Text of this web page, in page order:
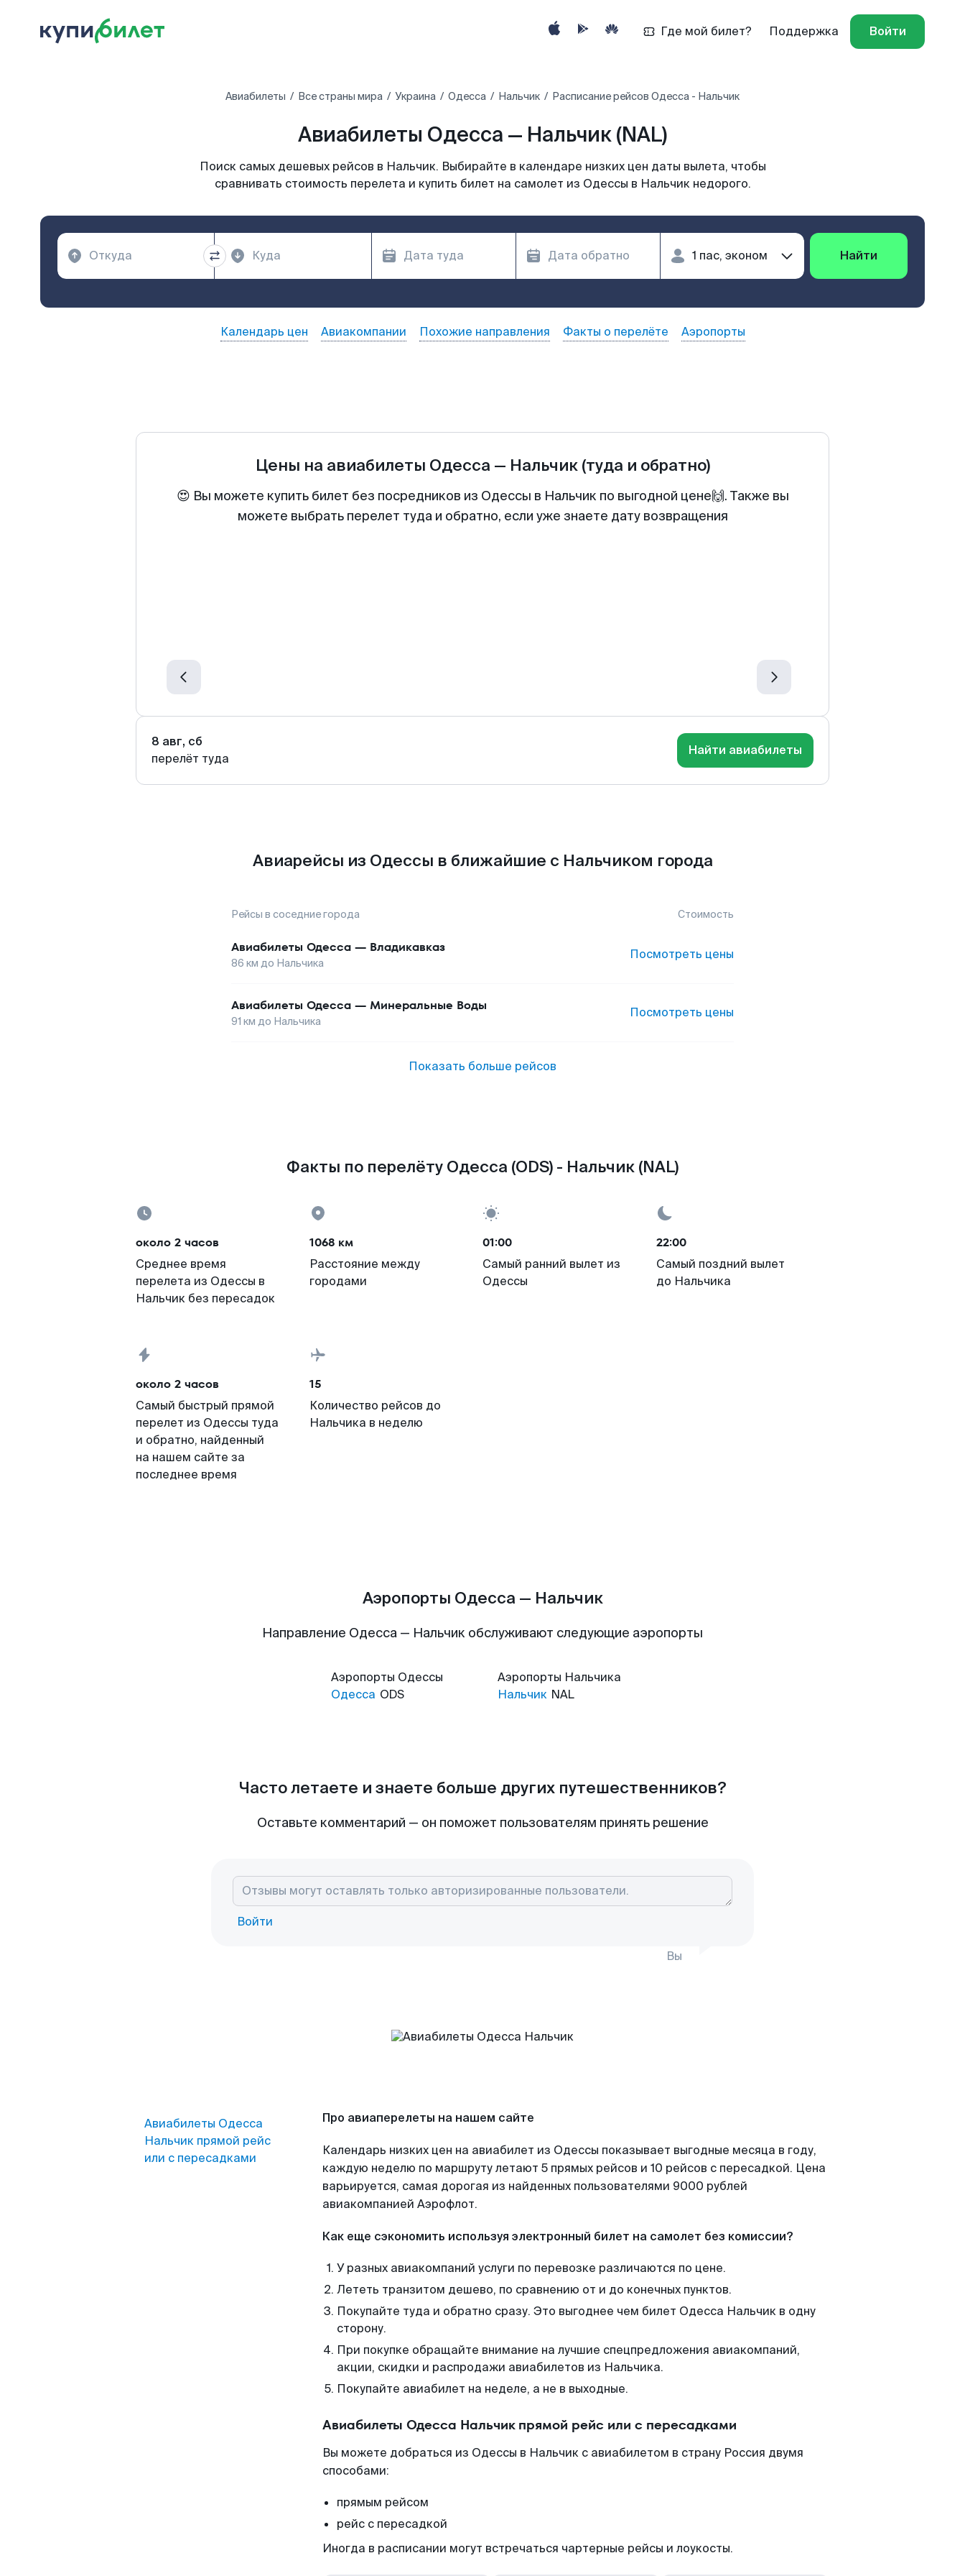
Где мой билет? Поддержка Войти
Авиабилеты Все страны мира Украина Одесса Нальчик Расписание рейсов Одесса - Нальчик
Авиабилеты Одесса — Нальчик (NAL)
Поиск самых дешевых рейсов в Нальчик. Выбирайте в календаре низких цен даты вылета, чтобы
сравнивать стоимость перелета и купить билет на самолет из Одессы в Нальчик недорого.
Найти
Календарь цен Авиакомпании Похожие направления Факты о перелёте Аэропорты
Цены на авиабилеты Одесса — Нальчик (туда и обратно)
😍 Вы можете купить билет без посредников из Одессы в Нальчик по выгодной цене🙌. Также вы
можете выбрать перелет туда и обратно, если уже знаете дату возвращения
8 авг, сб
перелёт туда
Найти авиабилеты
Авиарейсы из Одессы в ближайшие с Нальчиком города
Рейсы в соседние города Стоимость
Авиабилеты Одесса — Владикавказ
86 км до Нальчика
Посмотреть цены
Авиабилеты Одесса — Минеральные Воды
91 км до Нальчика
Посмотреть цены
Показать больше рейсов
Факты по перелёту Одесса (ODS) - Нальчик (NAL)
около 2 часов
Среднее время
перелета из Одессы в
Нальчик без пересадок
1068 км
Расстояние между
городами
01:00
Самый ранний вылет из
Одессы
22:00
Самый поздний вылет
до Нальчика
около 2 часов
Самый быстрый прямой
перелет из Одессы туда
и обратно, найденный
на нашем сайте за
последнее время
15
Количество рейсов до
Нальчика в неделю
Аэропорты Одесса — Нальчик
Направление Одесса — Нальчик обслуживают следующие аэропорты
Аэропорты Одессы
Одесса ODS
Аэропорты Нальчика
Нальчик NAL
Часто летаете и знаете больше других путешественников?
Оставьте комментарий — он поможет пользователям принять решение
Войти
Вы
Авиабилеты Одесса
Нальчик прямой рейс
или с пересадками
Про авиаперелеты на нашем сайте
Календарь низких цен на авиабилет из Одессы показывает выгодные месяца в году,
каждую неделю по маршруту летают 5 прямых рейсов и 10 рейсов с пересадкой. Цена
варьируется, самая дорогая из найденных пользователями 9000 рублей
авиакомпанией Аэрофлот.
Как еще сэкономить используя электронный билет на самолет без комиссии?
У разных авиакомпаний услуги по перевозке различаются по цене.
Лететь транзитом дешево, по сравнению от и до конечных пунктов.
Покупайте туда и обратно сразу. Это выгоднее чем билет Одесса Нальчик в одну
сторону.
При покупке обращайте внимание на лучшие спецпредложения авиакомпаний,
акции, скидки и распродажи авиабилетов из Нальчика.
Покупайте авиабилет на неделе, а не в выходные.
Авиабилеты Одесса Нальчик прямой рейс или с пересадками
Вы можете добраться из Одессы в Нальчик с авиабилетом в страну Россия двумя
способами:
прямым рейсом
рейс с пересадкой
Иногда в расписании могут встречаться чартерные рейсы и лоукосты.